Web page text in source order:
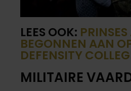
LEES OOK:
BEGONNEN AAN
DEFENSITY
MILITAIRE